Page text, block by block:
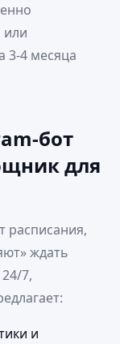
или
3‑4 месяца
для
расписания,
ждать
7,
и